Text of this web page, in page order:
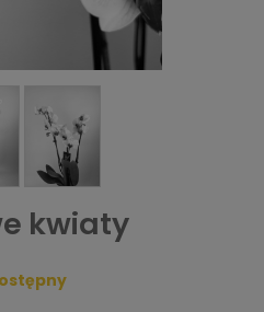
kwiaty